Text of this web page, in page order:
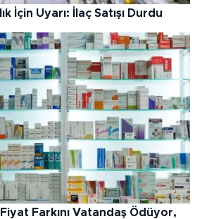
İçin Uyarı: İlaç Satışı Durdu
Farkını Vatandaş Ödüyor,